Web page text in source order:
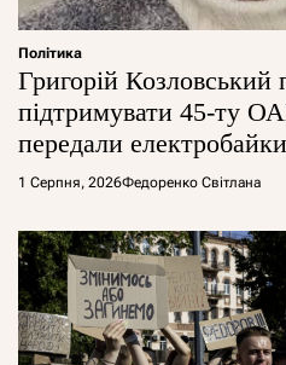
Політика
Григорій Козловський
підтримувати 45-ту
передали електробайки
1 Серпня, 2026Федоренко Світлана